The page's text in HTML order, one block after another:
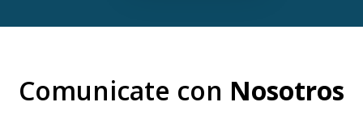
Comunicate con Nosotros